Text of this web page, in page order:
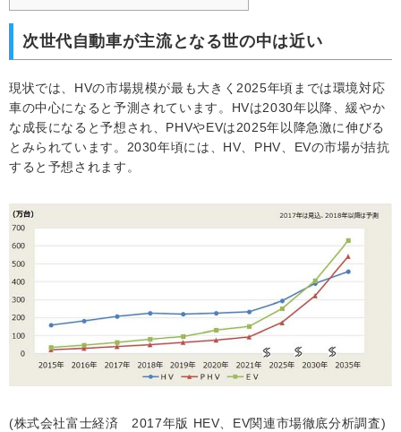
次世代自動車が主流となる世の中は近い
現状では、HVの市場規模が最も大きく2025年頃までは環境対応
車の中心になると予測されています。HVは2030年以降、緩やか
な成長になると予想され、PHVやEVは2025年以降急激に伸びる
とみられています。2030年頃には、HV、PHV、EVの市場が拮抗
すると予想されます。
(株式会社富士経済 2017年版 HEV、EV関連市場徹底分析調査)